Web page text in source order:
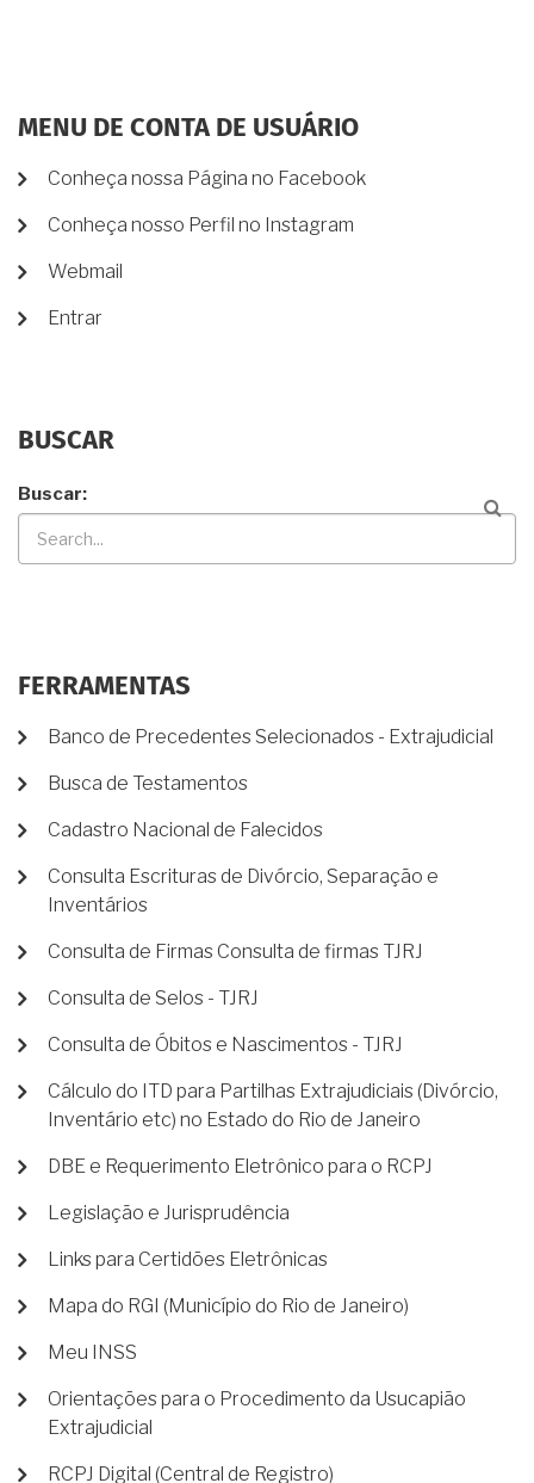
MENU DE CONTA DE USUÁRIO
Conheça nossa Página no Facebook
Conheça nosso Perfil no Instagram
Webmail
Entrar
BUSCAR
Buscar
FERRAMENTAS
Banco de Precedentes Selecionados - Extrajudicial
Busca de Testamentos
Cadastro Nacional de Falecidos
Consulta Escrituras de Divórcio, Separação e
Inventários
Consulta de Firmas Consulta de firmas TJRJ
Consulta de Selos - TJRJ
Consulta de Óbitos e Nascimentos - TJRJ
Cálculo do ITD para Partilhas Extrajudiciais (Divórcio,
Inventário etc) no Estado do Rio de Janeiro
DBE e Requerimento Eletrônico para o RCPJ
Legislação e Jurisprudência
Links para Certidões Eletrônicas
Mapa do RGI (Município do Rio de Janeiro)
Meu INSS
Orientações para o Procedimento da Usucapião
Extrajudicial
RCPJ Digital (Central de Registro)